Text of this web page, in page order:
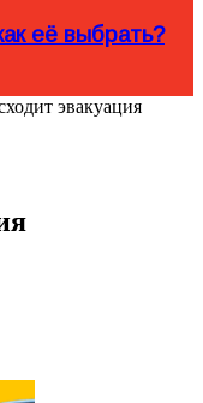
её выбрать?
эвакуация